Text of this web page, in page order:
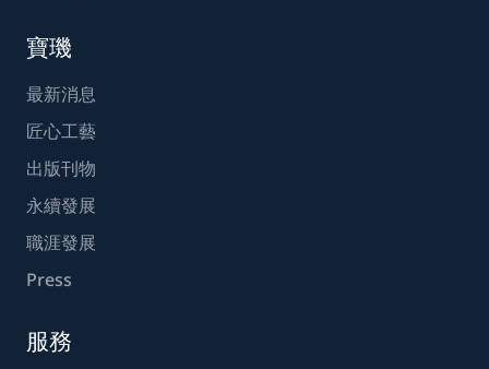
寶璣
最新消息
匠心工藝
出版刊物
永續發展
職涯發展
Press
服務